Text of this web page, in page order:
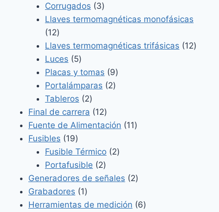
productos
Corrugados 33
productos
Llaves termomagnéticas monofásicas
1212
productos
Llaves termomagnéticas trifásicas 1212
Luces 55
productos
Placas y tomas 99
productos
Portalámparas 22
Tableros 22
productos
Final de carrera 1212
productos
Fuente de Alimentación 1111
Fusibles 1919
productos
Fusible Térmico 22
Portafusible 22
productos
Generadores de señales 22
Grabadores 11
producto
Herramientas de medición 66